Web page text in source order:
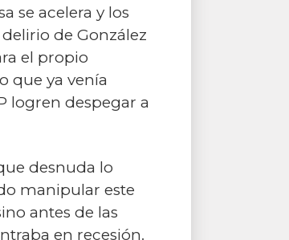
se acelera y los
de González
el propio
que ya venía
logren despegar a
desnuda lo
manipular este
antes de las
en recesión.